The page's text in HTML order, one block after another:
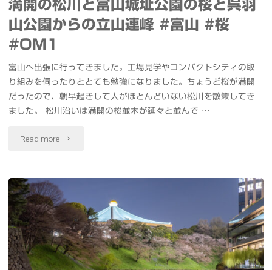
河
川
の
チ
リ
ッ
プ
大
満開の松川と富山城址公園の桜と呉羽
山公園からの立山連峰 #富山 #桜
#OM1
富山へ出張に行ってきました。工場見学やコンパクトシティの取
り組みを伺ったりととても勉強になりました。ちょうど桜が満開
だったので、朝早起きして人がほとんどいない松川を散策してき
ました。 松川沿いは満開の桜並木が延々と並んで …
Read more "満
川
と